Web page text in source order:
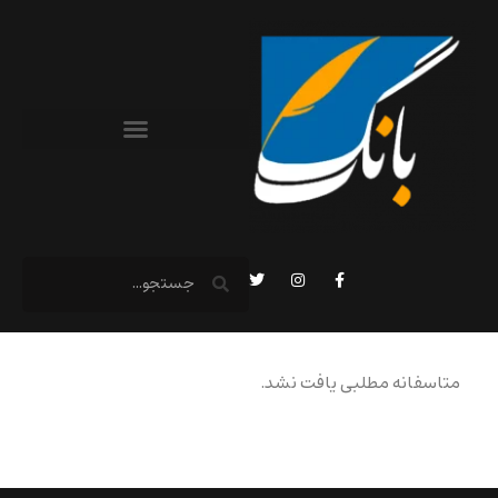
متاسفانه مطلبی یافت نشد.